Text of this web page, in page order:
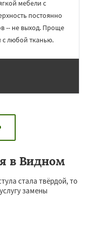
мебели с
постоянно
-- не выход. Проще
с любой тканью.
в Видном
стала твёрдой, то
замены